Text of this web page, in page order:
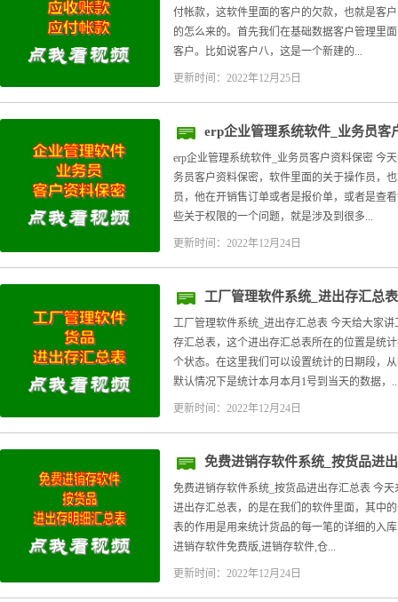
付帐款，这软件里面的客户的欠款，也就是客
的怎么来的。首先我们在基础数据客户管理里
客户。比如说客户八，这是一个新建的...
更新时间：2022年12月25日
erp企业管理系统软件_业务员客
erp企业管理系统软件_业务员客户资料保密 今
务员客户资料保密，软件里面的关于操作员，
员，他在开销售订单或者是报价单，或者是查
些关于权限的一个问题，就是涉及到很多...
更新时间：2022年12月24日
工厂管理软件系统_进出存汇总表
工厂管理软件系统_进出存汇总表 今天给大家
存汇总表，这个进出存汇总表所在的位置是统
个状态。在这里我们可以设置统计的日期段，
默认情况下是统计本月本月1号到当天的数据，
更新时间：2022年12月24日
免费进销存软件系统_按货品进
免费进销存软件系统_按货品进出存汇总表 今
进出存汇总表，的是在我们的软件里面，其中
表的作用是用来统计货品的每一笔的详细的入
进销存软件免费版,进销存软件,仓...
更新时间：2022年12月24日